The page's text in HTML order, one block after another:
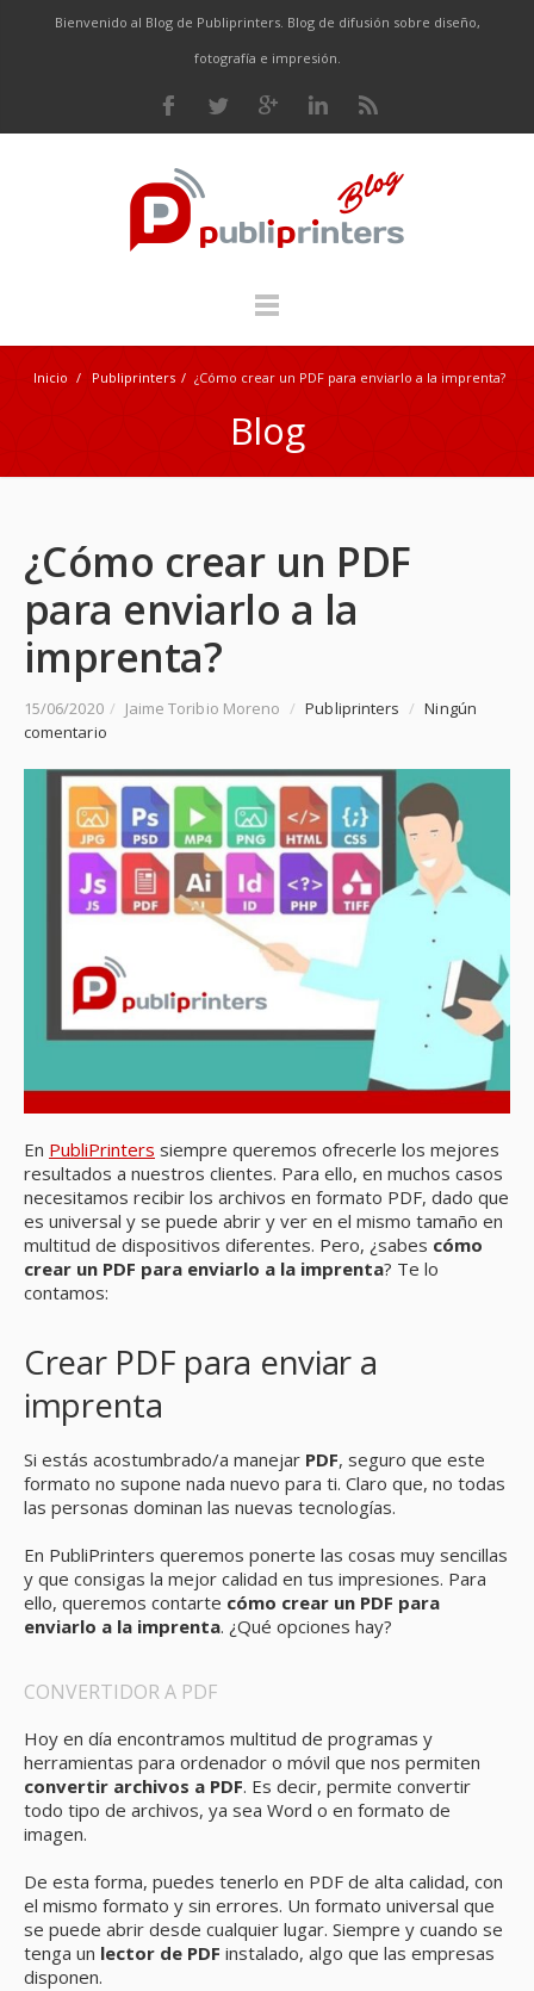
Bienvenido al Blog de Publiprinters. Blog de difusión sobre diseño,
fotografía e impresión.
Inicio / Publiprinters / ¿Cómo crear un PDF para enviarlo a la imprenta?
Blog
¿Cómo crear un PDF
para enviarlo a la
imprenta?
15/06/2020 / Jaime Toribio Moreno / Publiprinters / Ningún
comentario
En PubliPrinters siempre queremos ofrecerle los mejores
resultados a nuestros clientes. Para ello, en muchos casos
necesitamos recibir los archivos en formato PDF, dado que
es universal y se puede abrir y ver en el mismo tamaño en
multitud de dispositivos diferentes. Pero, ¿sabes cómo
crear un PDF para enviarlo a la imprenta? Te lo
contamos:
Crear PDF para enviar a
imprenta
Si estás acostumbrado/a manejar PDF, seguro que este
formato no supone nada nuevo para ti. Claro que, no todas
las personas dominan las nuevas tecnologías.
En PubliPrinters queremos ponerte las cosas muy sencillas
y que consigas la mejor calidad en tus impresiones. Para
ello, queremos contarte cómo crear un PDF para
enviarlo a la imprenta. ¿Qué opciones hay?
CONVERTIDOR A PDF
Hoy en día encontramos multitud de programas y
herramientas para ordenador o móvil que nos permiten
convertir archivos a PDF. Es decir, permite convertir
todo tipo de archivos, ya sea Word o en formato de
imagen.
De esta forma, puedes tenerlo en PDF de alta calidad, con
el mismo formato y sin errores. Un formato universal que
se puede abrir desde cualquier lugar. Siempre y cuando se
tenga un lector de PDF instalado, algo que las empresas
disponen.